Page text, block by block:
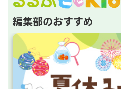
編集部のおすすめ